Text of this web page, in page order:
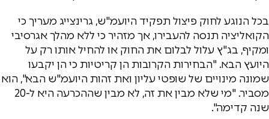
בכל הנוגע לחוק פיצול תפקיד היועמ"ש, גרינצייג מעריך כי
הקואליציה תנסה להעבירו, אך מזהיר כי ללא מהלך אגרסיבי
ומקיף, בג"ץ עלול לבלום את החוק או להחיל אותו רק על
היועץ הבא. "הבחירות הקרובות הן קריטיות כי הן יקבעו
שמונה מינויים של שופטי עליון ואת זהות היועמ"ש הבא", הוא
מסביר. "מי שלא מבין את זה, לא מבין שההכרעה היא ל-20
שנה קדימה".